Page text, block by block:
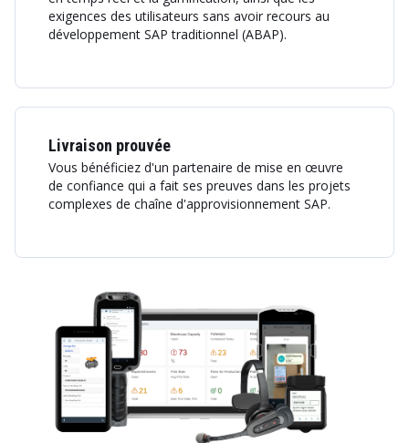
exigences des utilisateurs sans avoir recours au
développement SAP traditionnel (ABAP).
Livraison prouvée
Vous bénéficiez d'un partenaire de mise en œuvre
de confiance qui a fait ses preuves dans les projets
complexes de chaîne d'approvisionnement SAP.